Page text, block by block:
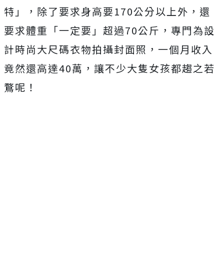
特」，除了要求身高要170公分以上外，還
要求體重「一定要」超過70公斤，專門為設
計時尚大尺碼衣物拍攝封面照，一個月收入
竟然還高達40萬，讓不少大隻女孩都趨之若
鶩呢！